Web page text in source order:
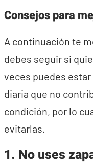
Consejos para
A continuación te
debes seguir si
veces puedes
diaria que no
condición, por lo
evitarlas.
1. No uses